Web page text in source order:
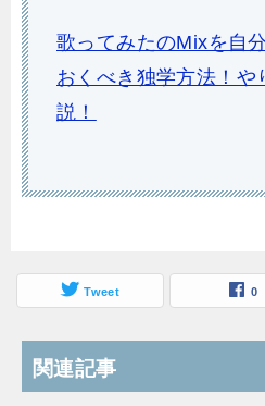
歌ってみたのMixを自
おくべき独学方法！や
説！
Tweet 0
関連記事